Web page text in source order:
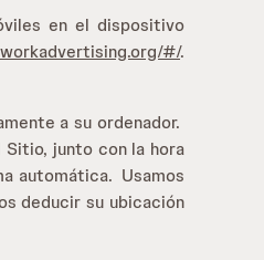
en el dispositivo
#/.
a su ordenador.
junto con la hora
automática. Usamos
deducir su ubicación